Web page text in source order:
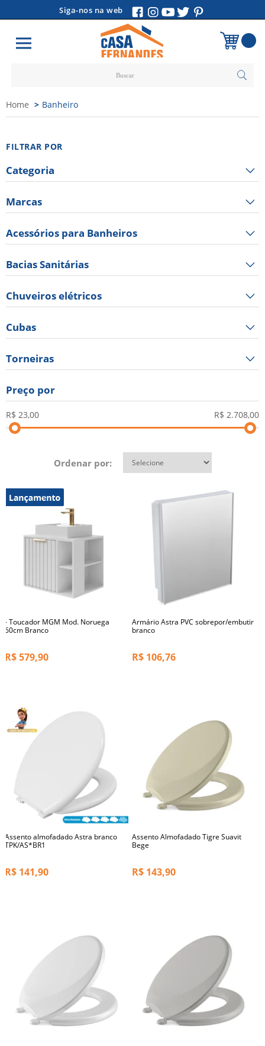
Siga-nos na web
Vazio
Home Banheiro
FILTRAR POR
Categoria
Marcas
Acessórios para Banheiros
Bacias Sanitárias
Chuveiros elétricos
Cubas
Torneiras
Preço por
Ordenar por:
- Toucador MGM Mod. Noruega
60cm Branco
R$579,90
Armário Astra PVC sobrepor/embutir
branco
R$ 106,76
Assento almofadado Astra branco
TPK/AS*BR1
R$ 141,90
Assento Almofadado Tigre Suavit
Bege
R$ 143,90